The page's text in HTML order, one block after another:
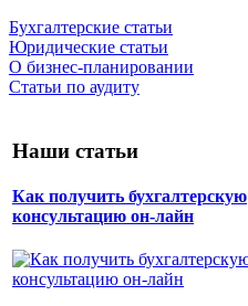
Бухгалтерские статьи
Юридические статьи
О бизнес-планировании
Статьи по аудиту
Наши статьи
Как получить бухгалтерскую
консультацию он-лайн